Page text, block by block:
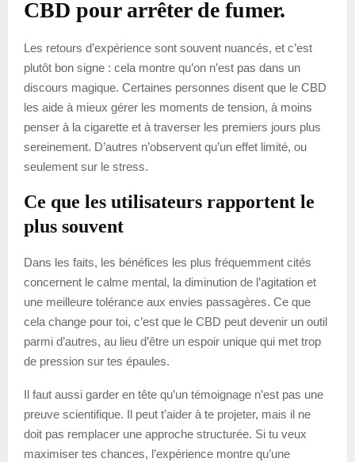
CBD pour arrêter de fumer.
Les retours d’expérience sont souvent nuancés, et c’est
plutôt bon signe : cela montre qu’on n’est pas dans un
discours magique. Certaines personnes disent que le CBD
les aide à mieux gérer les moments de tension, à moins
penser à la cigarette et à traverser les premiers jours plus
sereinement. D’autres n’observent qu’un effet limité, ou
seulement sur le stress.
Ce que les utilisateurs rapportent le
plus souvent
Dans les faits, les bénéfices les plus fréquemment cités
concernent le calme mental, la diminution de l’agitation et
une meilleure tolérance aux envies passagères. Ce que
cela change pour toi, c’est que le CBD peut devenir un outil
parmi d’autres, au lieu d’être un espoir unique qui met trop
de pression sur tes épaules.
Il faut aussi garder en tête qu’un témoignage n’est pas une
preuve scientifique. Il peut t’aider à te projeter, mais il ne
doit pas remplacer une approche structurée. Si tu veux
maximiser tes chances, l’expérience montre qu’une